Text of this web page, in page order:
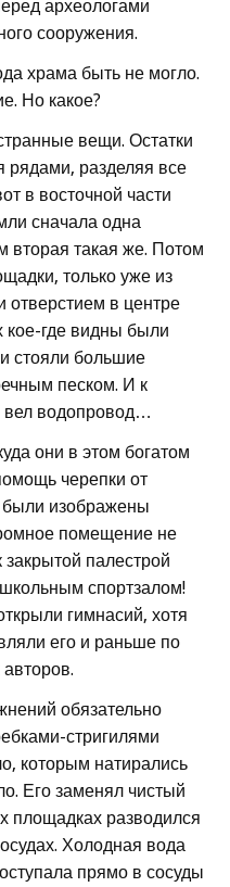
археологами
сооружения.
храма быть не могло.
Но какое?
вещи. Остатки
рядами, разделяя все
в восточной части
сначала одна
вторая такая же. Потом
только уже из
отверстием в центре
кое-где видны были
стояли большие
песком. И к
вел водопровод…
они в этом богатом
черепки от
изображены
помещение не
палестрой
спортзалом!
гимнасий, хотя
его и раньше по
обязательно
стригилями
которым натирались
Его заменял чистый
площадках разводился
Холодная вода
прямо в сосуды